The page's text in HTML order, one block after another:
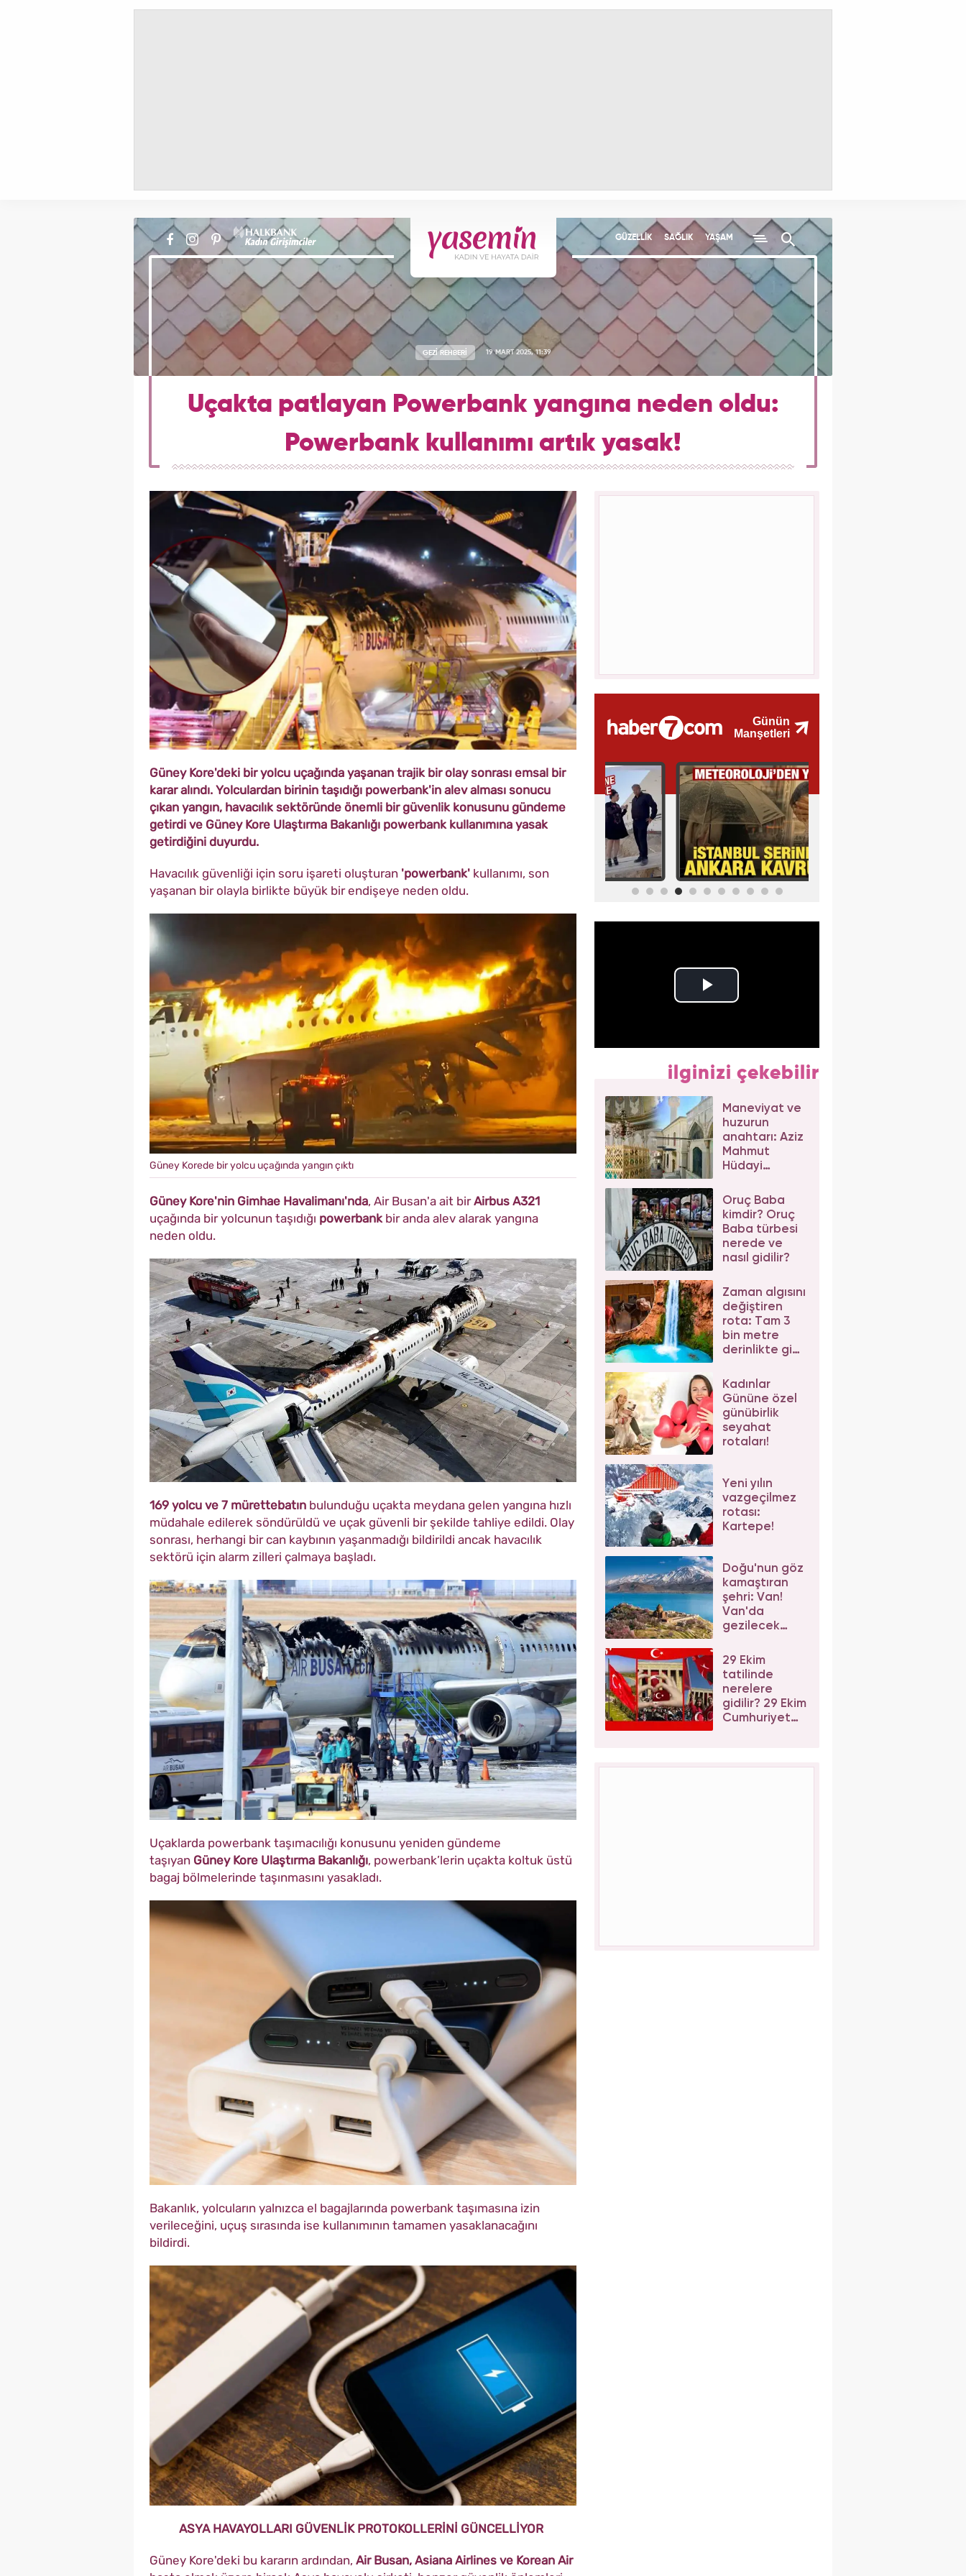
GÜZELLİK SAĞLIK YAŞAM
GEZİ REHBERİ 19 MART 2025, 11:39
Uçakta patlayan Powerbank yangına neden oldu:
Powerbank kullanımı artık yasak!
Güney Kore'deki bir yolcu uçağında yaşanan trajik bir olay sonrası emsal bir
karar alındı. Yolculardan birinin taşıdığı powerbank'in alev alması sonucu
çıkan yangın, havacılık sektöründe önemli bir güvenlik konusunu gündeme
getirdi ve Güney Kore Ulaştırma Bakanlığı powerbank kullanımına yasak
getirdiğini duyurdu.
Havacılık güvenliği için soru işareti oluşturan 'powerbank' kullanımı, son
yaşanan bir olayla birlikte büyük bir endişeye neden oldu.
Güney Korede bir yolcu uçağında yangın çıktı
Güney Kore'nin Gimhae Havalimanı'nda, Air Busan'a ait birAirbus A321
uçağında bir yolcunun taşıdığı powerbank bir anda alev alarak yangına
neden oldu.
169 yolcu ve 7 mürettebatın bulunduğu uçakta meydana gelen yangına hızlı
müdahale edilerek söndürüldü ve uçak güvenli bir şekilde tahliye edildi. Olay
sonrası, herhangi bir can kaybının yaşanmadığı bildirildi ancak havacılık
sektörü için alarm zilleri çalmaya başladı.
Uçaklarda powerbank taşımacılığı konusunu yeniden gündeme
taşıyan Güney Kore Ulaştırma Bakanlığı, powerbank’lerin uçakta koltuk üstü
bagaj bölmelerinde taşınmasını yasakladı.
Bakanlık, yolcuların yalnızca el bagajlarında powerbank taşımasına izin
verileceğini, uçuş sırasında ise kullanımının tamamen yasaklanacağını
bildirdi.
ASYA HAVAYOLLARI GÜVENLİK PROTOKOLLERİNİ GÜNCELLİYOR
Güney Kore'deki bu kararın ardından, Air Busan, Asiana Airlines ve Korean Air
ilginizi çekebilir
Maneviyat ve
huzurun
anahtarı: Aziz
Mahmut
Hüdayi
Oruç Baba
kimdir? Oruç
Baba türbesi
nerede ve
nasıl gidilir?
Zaman algısını
değiştiren
rota: Tam 3
bin metre
derinlikte gizli
katırla
ulaşabiliyor!
Kadınlar
Gününe özel
günübirlik
seyahat
rotaları!
Yeni yılın
vazgeçilmez
rotası:
Kartepe!
Doğu'nun göz
kamaştıran
şehri: Van!
Van'da
gezilecek
nerelerdir?
29 Ekim
tatilinde
nerelere
gidilir? 29 Ekim
Cumhuriyet